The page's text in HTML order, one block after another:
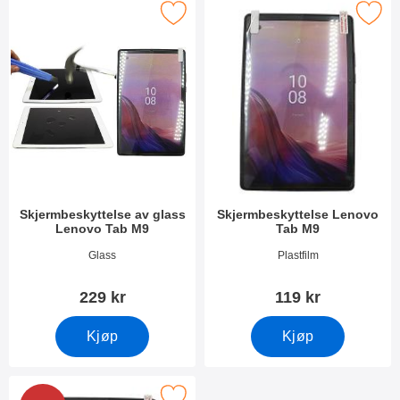
Skjermbeskyttelse av glass
Lenovo Tab M9
Varenummer 51346
Glass
229 kr
Kjøp
skjermbeskyttelse av glass Lenovo Tab M9 som favoritt
Skjermbeskyttelse Lenovo
Tab M9
Varenummer 51344
Plastfilm
119 kr
Kjøp
Merk skjermbeskyttelse